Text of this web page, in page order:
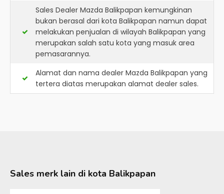
Sales Dealer Mazda Balikpapan kemungkinan
bukan berasal dari kota Balikpapan namun dapat
melakukan penjualan di wilayah Balikpapan yang
merupakan salah satu kota yang masuk area
pemasarannya.
Alamat dan nama dealer Mazda Balikpapan yang
tertera diatas merupakan alamat dealer sales.
Sales merk lain di kota Balikpapan